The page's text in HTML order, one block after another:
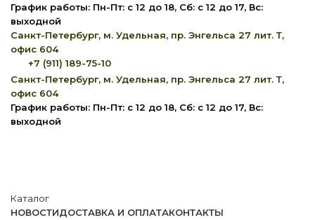
График работы: Пн-Пт: с 12 до 18, Сб: с 12 до 17, Вс:
выходной
Санкт-Петербург, м. Удельная, пр. Энгельса 27 лит. Т,
офис 604
+7 (911) 189-75-10
Санкт-Петербург, м. Удельная, пр. Энгельса 27 лит. Т,
офис 604
График работы: Пн-Пт: с 12 до 18, Сб: с 12 до 17, Вс:
выходной
Каталог
НОВОСТИДОСТАВКА И ОПЛАТАКОНТАКТЫ